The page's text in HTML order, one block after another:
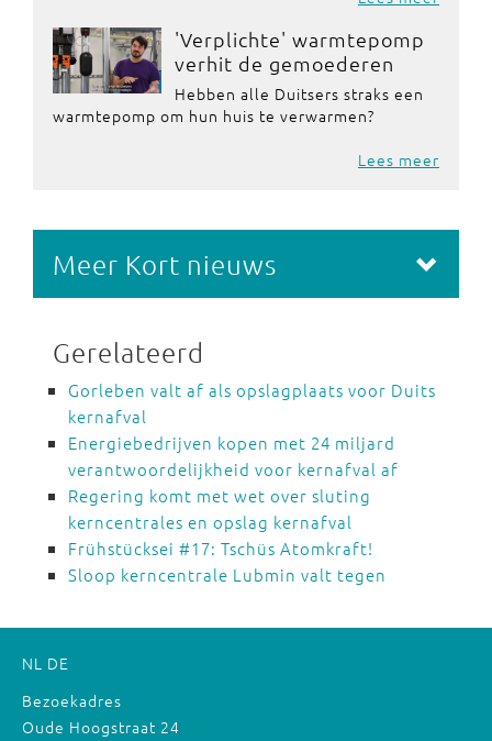
'Verplichte' warmtepomp
verhit de gemoederen
Hebben alle Duitsers straks een
warmtepomp om hun huis te verwarmen?
Lees meer
Meer Kort nieuws
Gerelateerd
Gorleben valt af als opslagplaats voor Duits
kernafval
Energiebedrijven kopen met 24 miljard
verantwoordelijkheid voor kernafval af
Regering komt met wet over sluting
kerncentrales en opslag kernafval
Frühstücksei #17: Tschüs Atomkraft!
Sloop kerncentrale Lubmin valt tegen
NL DE
Bezoekadres
Oude Hoogstraat 24